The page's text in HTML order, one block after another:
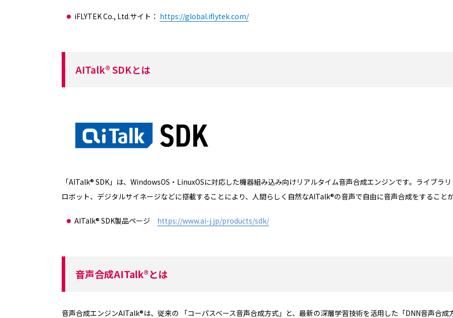
iFLYTEK Co., Ltd.サイト： https://global.iflytek.com/
AITalk® SDKとは
「AITalk® SDK」は、WindowsOS・LinuxOSに対応した機器組み込み向けリアルタイム音声合成エンジンです。ライブラ
ロボット、デジタルサイネージなどに搭載することにより、人間らしく自然なAITalk®の音声で自由に音声合成をすること
AITalk® SDK製品ページ https://www.ai-j.jp/products/sdk/
音声合成AITalk®とは
音声合成エンジンAITalk®は、従来の 「コーパスベース音声合成方式」と、最新の深層学習技術を活用した「DNN音声合